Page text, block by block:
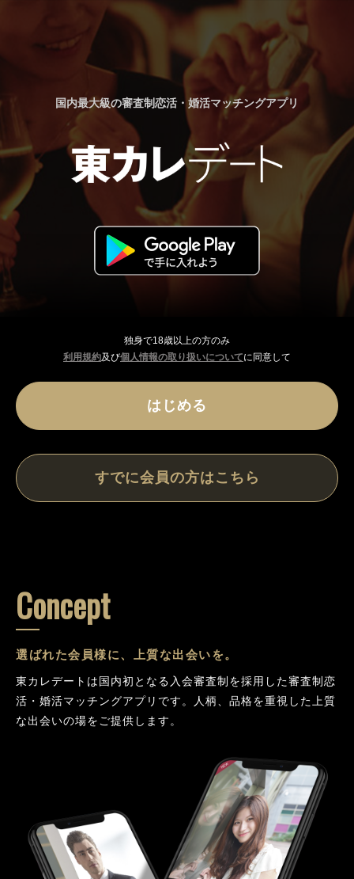
国内最大級の審査制恋活・婚活マッチングアプリ
独身で18歳以上の方のみ
利用規約及び個人情報の取り扱いについてに同意して
はじめる
すでに会員の方はこちら
Concept
選ばれた会員様に、上質な出会いを。
東カレデートは国内初となる入会審査制を採用した審査制恋
活・婚活マッチングアプリです。人柄、品格を重視した上質
な出会いの場をご提供します。